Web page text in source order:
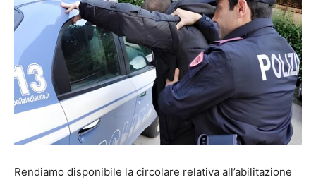
Rendiamo disponibile la circolare relativa all’abilitazione